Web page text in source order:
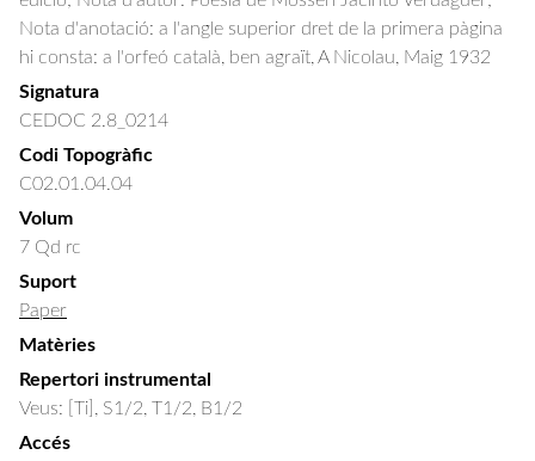
Nota d'anotació: a l'angle superior dret de la primera pàgina
hi consta: a l'orfeó català, ben agraït, A Nicolau, Maig 1932
Signatura
CEDOC 2.8_0214
Codi Topogràfic
C02.01.04.04
Volum
7 Qd rc
Suport
Paper
Matèries
Repertori instrumental
Veus: [Ti], S1/2, T1/2, B1/2
Accés